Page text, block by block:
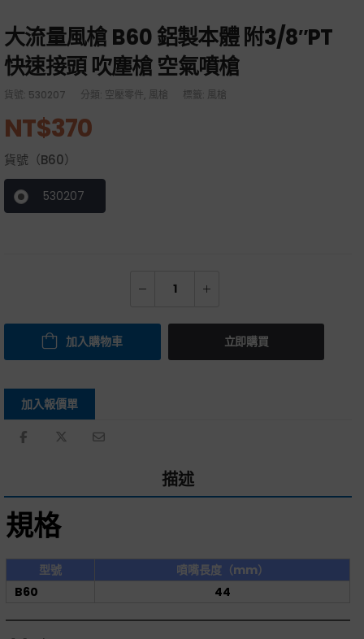
大流量風槍 B60 鋁製本體 附3/8″PT
快速接頭 吹塵槍 空氣噴槍
貨號: 530207 分類: 空壓零件, 風槍 標籤: 風槍
NT$370
貨號（B60）
530207
加入購物車 立即購買
加入報價單
描述
規格
型號
噴嘴長度（mm）
B60
44